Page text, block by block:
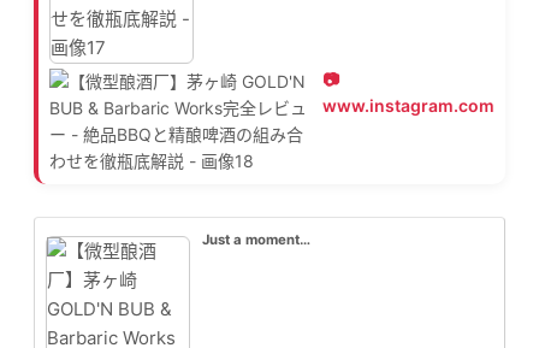
www.instagram.com
Just a moment…